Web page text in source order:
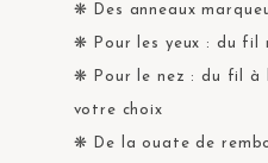
❋ Des anneaux
❋ Pour les yeux : du fil
❋ Pour le nez : du fil à
votre choix
❋ De la ouate de